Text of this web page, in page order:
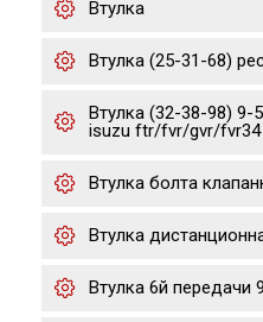
Втулка
Втулка (25-31-68)
Втулка (32-38-98) 9-
isuzu ftr/fvr/gvr/fvr34
Втулка болта
Втулка
Втулка 6й передачи